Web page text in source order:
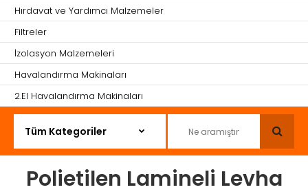
Hırdavat ve Yardımcı Malzemeler
Filtreler
İzolasyon Malzemeleri
Havalandırma Makinaları
2.El Havalandırma Makinaları
Polietilen Lamineli Levha